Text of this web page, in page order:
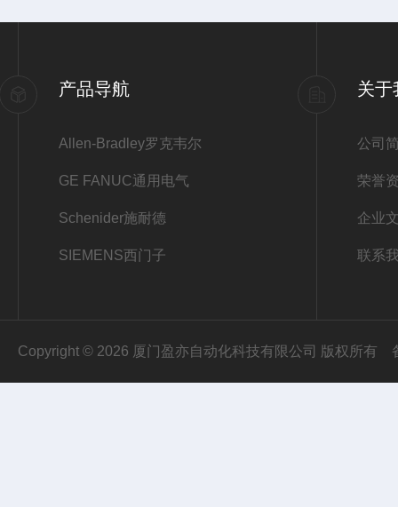
产品导航
Allen-Bradley罗克韦尔
GE FANUC通用电气
Schenider施耐德
SIEMENS西门子
关于
公司
荣誉
企业
联系
Copyright © 2026 厦门盈亦自动化科技有限公司 版权所有